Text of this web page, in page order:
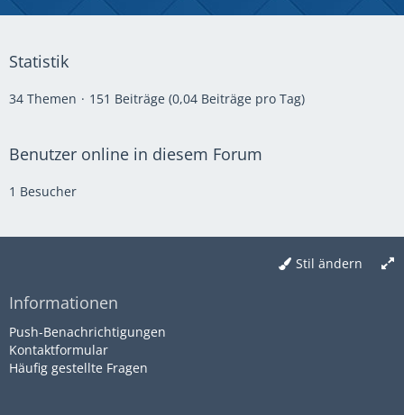
Statistik
34 Themen 151 Beiträge (0,04 Beiträge pro Tag)
Benutzer online in diesem Forum
1 Besucher
Stil ändern
Informationen
Push-Benachrichtigungen
Kontaktformular
Häufig gestellte Fragen